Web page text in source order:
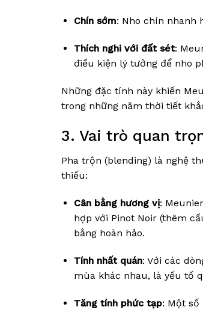
Chín sớm: Nho chín nhanh
Thích nghi với đất sét:
điều kiện lý tưởng để nho
Những đặc tính này khiến
trong những năm thời tiết
3. Vai trò quan
Pha trộn (blending) là nghệ
thiếu:
Cân bằng hương vị:
hợp với Pinot Noir (thêm
bằng hoàn hảo.
Tính nhất quán: Với các
mùa khác nhau, là yếu tố
Tăng tính phức tạp: Một số